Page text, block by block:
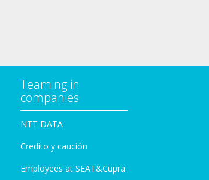
Teaming in
companies
NTT DATA
Credito y caución
Employees at SEAT&Cupra